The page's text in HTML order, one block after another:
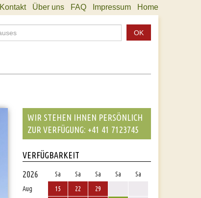
Kontakt Über uns FAQ Impressum Home
OK
WIR STEHEN IHNEN PERSÖNLICH
ZUR VERFÜGUNG: +41 41 7123745
VERFÜGBARKEIT
2026
Sa Sa Sa Sa
Sa
Aug
15 22
29